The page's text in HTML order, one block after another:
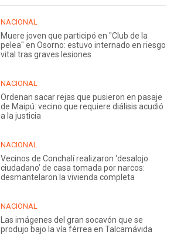
NACIONAL
Muere joven que participó en "Club de la
pelea" en Osorno: estuvo internado en riesgo
vital tras graves lesiones
NACIONAL
Ordenan sacar rejas que pusieron en pasaje
de Maipú: vecino que requiere diálisis acudió
a la justicia
NACIONAL
Vecinos de Conchalí realizaron ‘desalojo
ciudadano’ de casa tomada por narcos:
desmantelaron la vivienda completa
NACIONAL
Las imágenes del gran socavón que se
produjo bajo la vía férrea en Talcamávida